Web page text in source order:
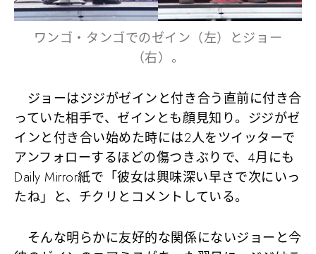
ワンゴ・タンゴでのゼイン（左）とジョー
（右）。
ジョーはジジがゼインと付き合う直前に付き合
っていた相手で、ゼインとも顔見知り。ジジがゼ
インと付き合い始めた時には2人をツイッターで
アンフォローするほどの傷つきぶりで、4月にも
Daily Mirror紙で「彼女は興味深い早さで次にいっ
たね」と、チクリとコメントしている。
そんな明らかに友好的な関係にないジョーと今